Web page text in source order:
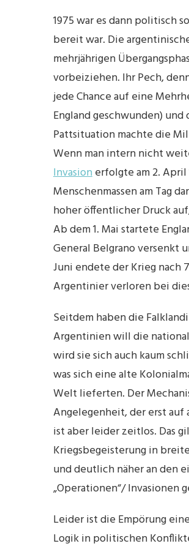
1975 war es dann politisch
bereit war. Die
mehrjährigen
vorbeiziehen. Ihr Pech,
jede Chance auf eine
England geschwunden) und
Pattsituation machte die
Wenn man intern nicht
Invasionerfolgte am 2.
Menschenmassen am Tag
hoher öffentlicher Druck
Ab dem 1. Mai startete
General Belgrano versenkt
Juni endete der Krieg nach
Argentinier verloren bei
Seitdem haben die
Argentinien will die
wird sie sich auch kaum
was sich eine alte
Welt lieferten. Der
Angelegenheit, der erst
ist aber leider zeitlos. Das
Kriegsbegeisterung in
und deutlich näher an den
„Operationen“/ Invasionen
Leider ist die Empörung
Logik in politischen